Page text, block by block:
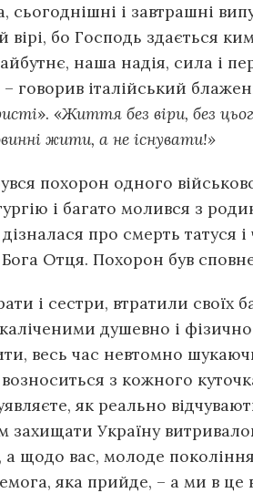
сьогоднішні і завтрашні
вірі, бо Господь здається
наша надія, сила і
– говорив італійський
». «Життя без віри, без
жити, а не існувати!»
похорон одного
і багато молився з
про смерть татуся
Бога Отця. Похорон був
і сестри, втратили своїх
душевно і
весь час невтомно
з кожного
як реально
захищати Україну
щодо вас, молоде
яка прийде, – а ми в